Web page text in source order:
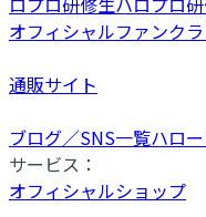
オフィシャルファンク
通販サイト
ブログ／SNS一覧ハロ
サービス：
オフィシャルショップ